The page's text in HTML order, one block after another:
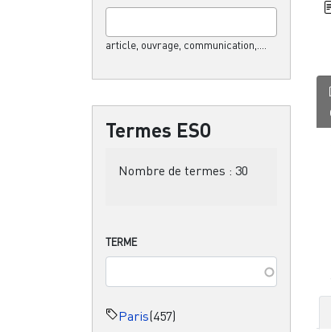
article, ouvrage, communication,....
Termes ESO
Nombre de termes : 30
TERME
Paris(457)